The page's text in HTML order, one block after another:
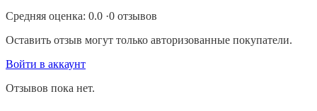
Средняя оценка: 0.0 ·0 отзывов
Оставить отзыв могут только авторизованные покупатели.
Войти в аккаунт
Отзывов пока нет.